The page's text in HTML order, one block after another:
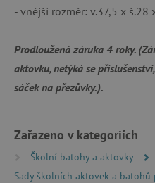
- vnější rozměr: v.37,5 x š.28
Prodloužená záruka 4 roky.
aktovku, netýká se
sáček na přezůvky.).
Zařazeno v kategoriích
Školní batohy a aktovky
Sady školních aktovek a batohů
Google